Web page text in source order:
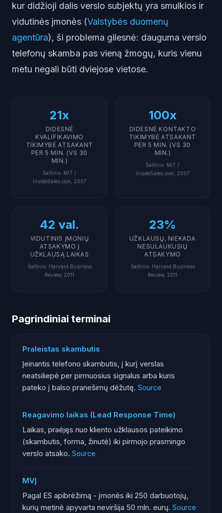
kur didžioji dalis verslo subjektų yra smulkios ir
vidutinės įmonės (Valstybės duomenų
agentūra), ši problema gilesnė: dauguma verslo
telefonų skamba pas vieną žmogų, kuris vienu
metu negali būti dviejose vietose.
21x
DIDESNĖ
KVALIFIKAVIMO
TIKIMYBĖ ATSAKANT
PER 5 MIN. (VS 30
MIN.)
Šaltinis: MIT /
InsideSales.com, 2007
100x
DIDESNĖ KONTAKTO
TIKIMYBĖ ATSAKANT
PER 5 MIN. (VS 30
MIN.)
Šaltinis: MIT /
InsideSales.com, 2007
42 val.
VIDUTINIS ĮMONIŲ
ATSAKYMO Į
UŽKLAUSĄ LAIKAS
Šaltinis: Harvard Business
Review, 2011
23%
UŽKLAUSŲ, NIEKADA
NESULAUKUSIŲ
ATSAKYMO
Šaltinis: Harvard Business
Review, 2011
Pagrindiniai terminai
Praleistas skambutis
Įeinantis telefono skambutis, į kurį verslas
neatsiliepė per pirmuosius signalus arba kuris
pateko į balso pranešimų dėžutę. Source
Reagavimo laikas (Lead Response Time)
Laikas, praėjęs nuo kliento užklausos pateikimo
(skambutis, forma, žinutė) iki pirmojo prasmingo
verslo atsako. Source
MVĮ
Pagal ES apibrėžimą - įmonės iki 250 darbuotojų,
kurių metinė apyvarta neviršija 50 mln. eurų. Source